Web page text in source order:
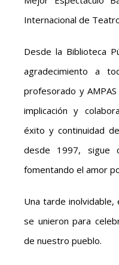
Internacional de
Desde la Biblioteca
agradecimiento a
profesorado y
implicación y
éxito y continuidad
desde 1997, sigue
fomentando el amor
Una tarde
se unieron para
de nuestro pueblo.